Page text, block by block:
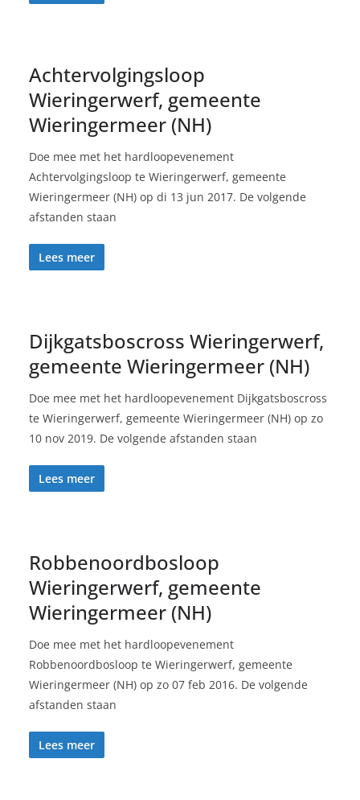
Achtervolgingsloop
Wieringerwerf, gemeente
Wieringermeer (NH)
Doe mee met het hardloopevenement
Achtervolgingsloop te Wieringerwerf, gemeente
Wieringermeer (NH) op di 13 jun 2017. De volgende
afstanden staan
Lees meer
Dijkgatsboscross Wieringerwerf,
gemeente Wieringermeer (NH)
Doe mee met het hardloopevenement Dijkgatsboscross
te Wieringerwerf, gemeente Wieringermeer (NH) op zo
10 nov 2019. De volgende afstanden staan
Lees meer
Robbenoordbosloop
Wieringerwerf, gemeente
Wieringermeer (NH)
Doe mee met het hardloopevenement
Robbenoordbosloop te Wieringerwerf, gemeente
Wieringermeer (NH) op zo 07 feb 2016. De volgende
afstanden staan
Lees meer